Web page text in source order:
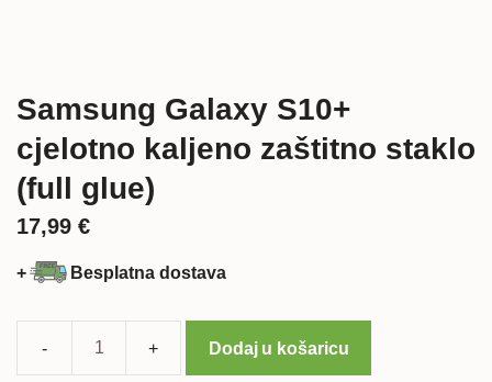
Samsung Galaxy S10+
cjelotno kaljeno zaštitno staklo
(full glue)
17,99 €
+ Besplatna dostava
Samsung
Dodaj u košaricu